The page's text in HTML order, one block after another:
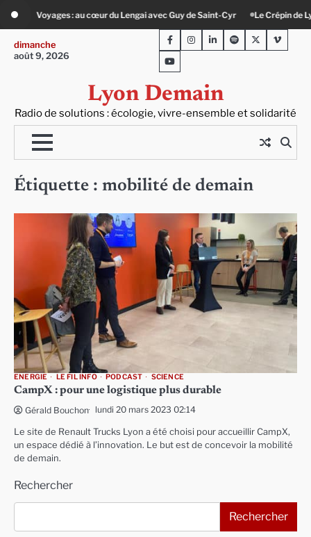
content
cœur du Lengai avec Guy de Saint-Cyr Le Crépin de Lyon (Maison
dimanche
août 9, 2026
Lyon Demain
Radio de solutions : écologie, vivre-ensemble et solidarité
FacebookInstagram
LinkedInSpotifyTwitterViméo
Youtube
Étiquette : mobilité de demain
ENERGIE LE FIL INFO PODCAST SCIENCE
CampX : pour une logistique plus durable
Gérald Bouchon lundi 20 mars 2023 02:14
Le site de Renault Trucks Lyon a été choisi pour accueillir CampX,
un espace dédié à l’innovation. Le but est de concevoir la mobilité
de demain.
Rechercher
Rechercher